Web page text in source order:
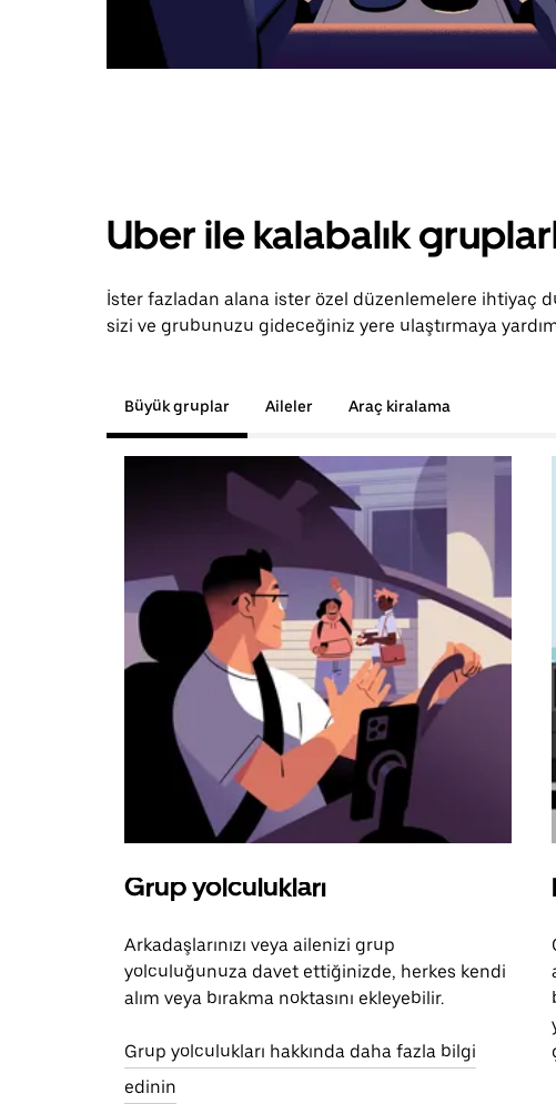
Uber ile kalabalık
İster fazladan alana ister özel düzenlemelere ihtiyaç
sizi ve grubunuzu gideceğiniz yere ulaştırmaya
Büyük gruplar Aileler Araç kiralama
Grup yolculukları
Arkadaşlarınızı veya ailenizi grup
yolculuğunuza davet ettiğinizde, herkes kendi
alım veya bırakma noktasını ekleyebilir.
Grup yolculukları hakkında daha fazla bilgi
edinin